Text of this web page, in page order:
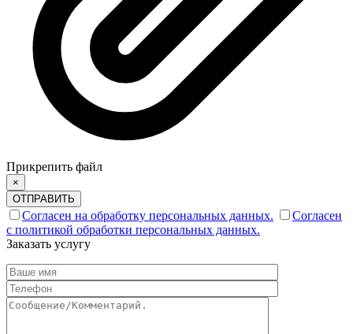
Прикрепить файл
×
ОТПРАВИТЬ
Согласен на обработку персональных данных.
Согласен
с политикой обработки персональных данных.
Заказать услугу